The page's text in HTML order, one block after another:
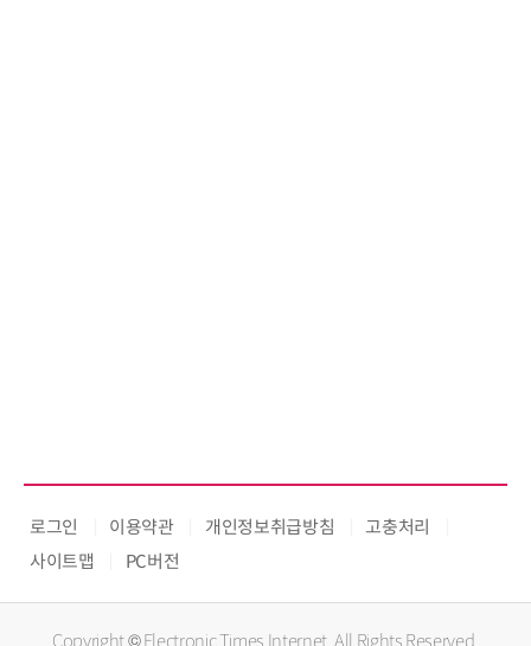
로그인 이용약관 개인정보취급방침
고충처리
사이트맵
PC버전
Copyright © Electronic Times Internet. All Rights Reserved.